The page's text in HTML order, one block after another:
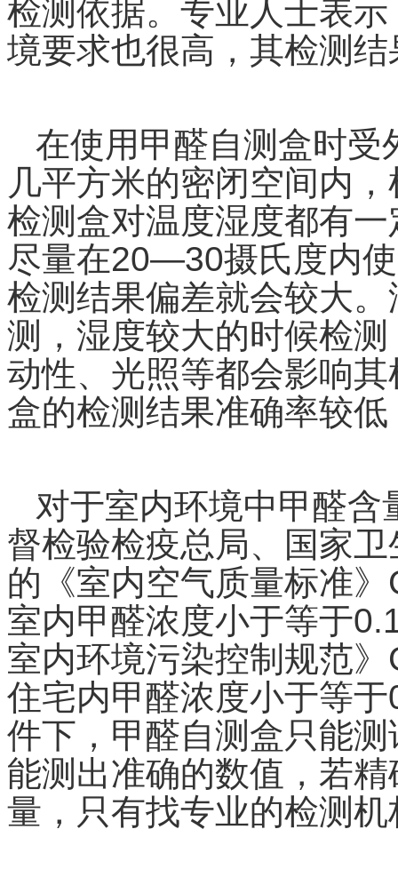
检测依据。专业人士表
境要求也很高，其检测
在使用甲醛自测盒时受
几平方米的密闭空间内
检测盒对温度湿度都有
尽量在20—30摄氏度内
检测结果偏差就会较大
测，湿度较大的时候检
动性、光照等都会影响
盒的检测结果准确率较
对于室内环境中甲醛
督检验检疫总局、国家
的《室内空气质量标准》
室内甲醛浓度小于等于
室内环境污染控制规范》
住宅内甲醛浓度小于等于
件下，甲醛自测盒只能
能测出准确的数值，若
量，只有找专业的检测